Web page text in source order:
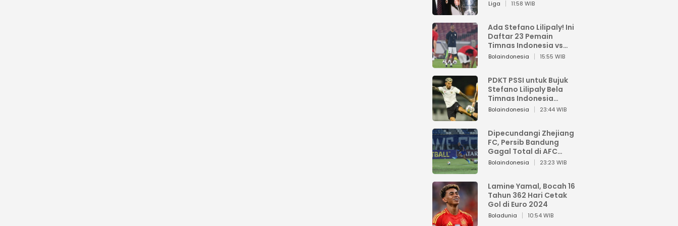
Liga 11:58 WIB
Ada Stefano Lilipaly! Ini
Daftar 23 Pemain
Timnas Indonesia vs
China
Bolaindonesia 15:55 WIB
PDKT PSSI untuk Bujuk
Stefano Lilipaly Bela
Timnas Indonesia
Berakhir Berantakan
Bolaindonesia 23:44 WIB
Dipecundangi Zhejiang
FC, Persib Bandung
Gagal Total di AFC
Champions League Two
Bolaindonesia 23:23 WIB
Lamine Yamal, Bocah 16
Tahun 362 Hari Cetak
Gol di Euro 2024
Boladunia 10:54 WIB